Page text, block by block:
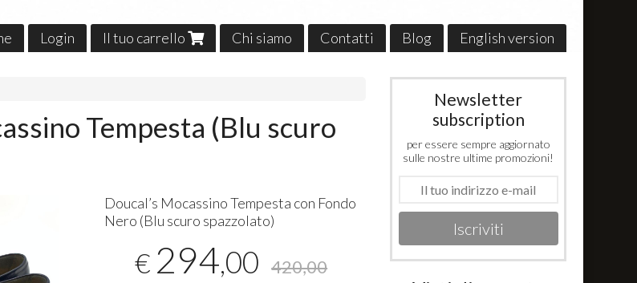
Login Il tuo carrello Chi siamo Contatti Blog English version
Tempesta (Blu scuro
Doucal’s Mocassino Tempesta con Fondo
Nero (Blu scuro spazzolato)
€ 294,00 420,00
Newsletter
subscription
per essere sempre aggiornato
sulle nostre ultime promozioni!
Iscriviti